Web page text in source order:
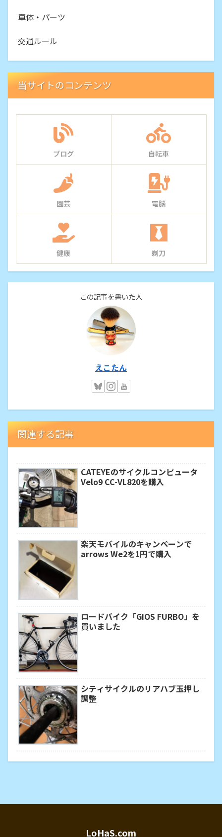
車体・パーツ
交通ルール
当サイトのコンテンツ
ブログ 自転車
園芸 電脳
健康 剃刀
この記事を書いた人
えこたん
関連する記事
CATEYEのサイクルコンピュータ
Velo9 CC-VL820を購入
楽天モバイルのキャンペーンで
arrows We2を1円で購入
ロードバイク「GIOS FURBO」を
買いました
シティサイクルのリアハブ玉押し
調整
LoHaS.com